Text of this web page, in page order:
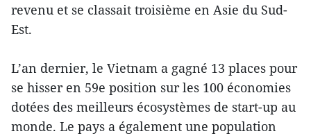
revenu et se classait troisième en Asie du Sud-
Est.
L’an dernier, le Vietnam a gagné 13 places pour
se hisser en 59e position sur les 100 économies
dotées des meilleurs écosystèmes de start-up au
monde. Le pays a également une population